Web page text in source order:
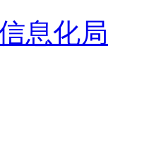
息化局